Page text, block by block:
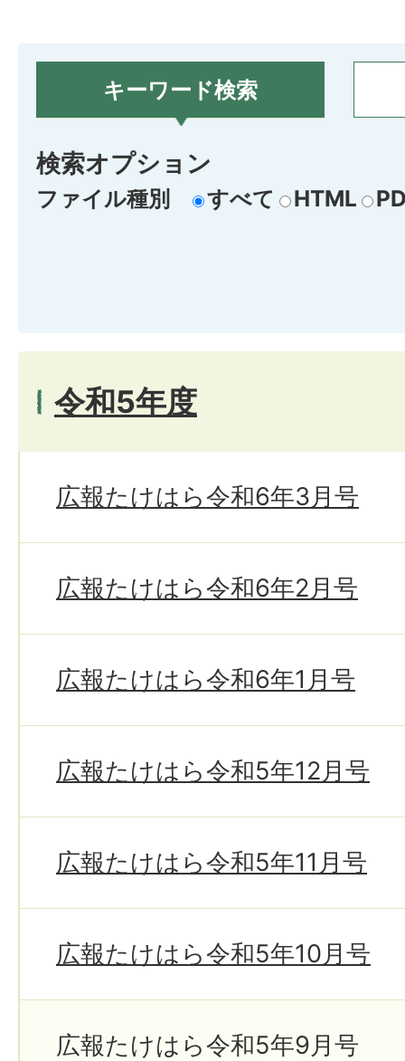
キーワード検索
検索オプション
ファイル種別 すべて HTML
令和5年度
広報たけはら令和6年3月号
広報たけはら令和6年2月号
広報たけはら令和6年1月号
広報たけはら令和5年12月号
広報たけはら令和5年11月号
広報たけはら令和5年10月号
広報たけはら令和5年9月号